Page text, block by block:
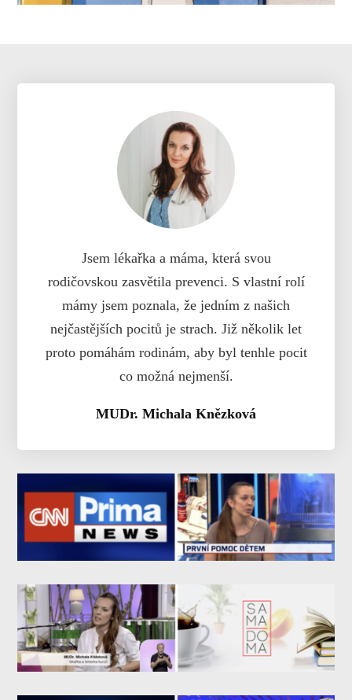
Jsem lékařka a máma, která svou
rodičovskou zasvětila prevenci. S vlastní rolí
mámy jsem poznala, že jedním z našich
nejčastějších pocitů je strach. Již několik let
proto pomáhám rodinám, aby byl tenhle pocit
co možná nejmenší.
MUDr. Michala Knězková